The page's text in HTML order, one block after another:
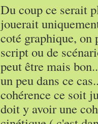
Du coup ce serait
jouerait
coté graphique, on
script ou de
peut être mais
un peu dans ce
cohérence ce soit
doit y avoir une